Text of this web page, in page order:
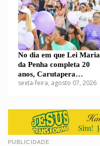
No dia em que Lei Maria
da Penha completa 20
anos, Carutapera
realizará eleição para
sexta-feira, agosto 07, 2026
PUBLICIDADE